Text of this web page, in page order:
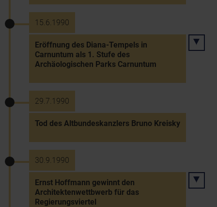
15.6.1990
Eröffnung des Diana-Tempels in
Carnuntum als 1. Stufe des
Archäologischen Parks Carnuntum
29.7.1990
Tod des Altbundeskanzlers Bruno Kreisky
30.9.1990
Ernst Hoffmann gewinnt den
Architektenwettbwerb für das
Regierungsviertel